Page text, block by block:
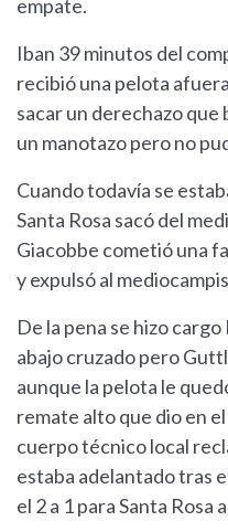
empate.
Iban 39 minutos del
recibió una pelota
sacar un derechazo que
un manotazo pero no
Cuando todavía se
Santa Rosa sacó del
Giacobbe cometió una
y expulsó al
De la pena se hizo
abajo cruzado pero
aunque la pelota le
remate alto que dio en
cuerpo técnico local
estaba adelantado tras
el 2 a 1 para Santa Rosa